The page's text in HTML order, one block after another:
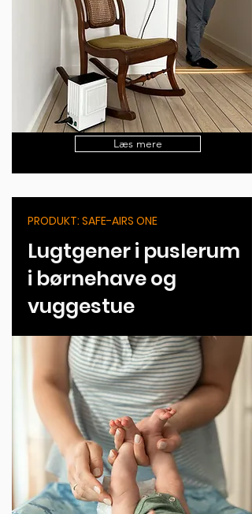
Læs mere
PRODUKT: SAFE-AIRS ONE
Lugtgener i puslerum
i børnehave og
vuggestue